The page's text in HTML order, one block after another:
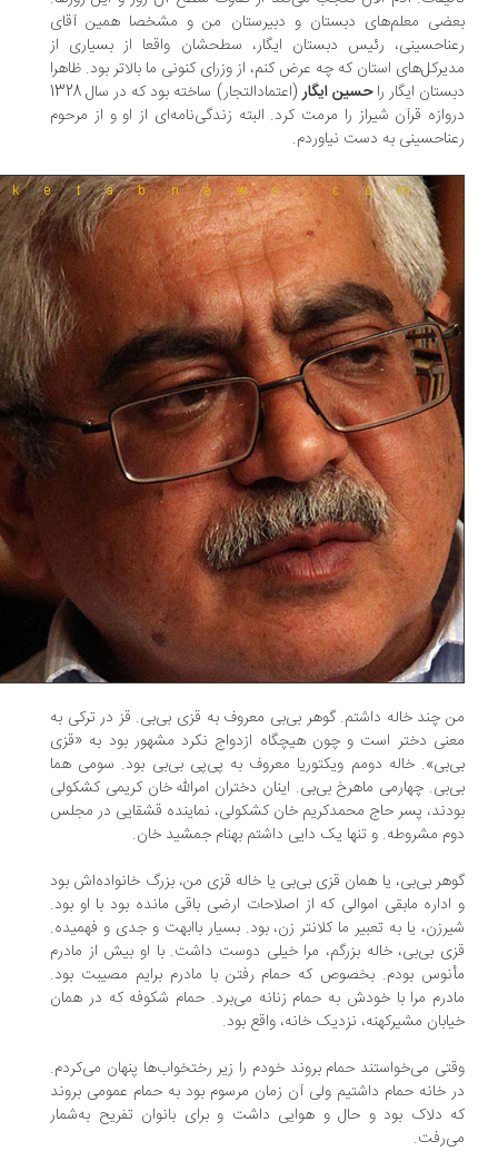
معلم‌های دبستان و دبیرستان من و مشخصا همین آقای
رئیس دبستان ایگار، سطحشان واقعا از بسیاری از
استان که چه عرض کنم، از وزرای کنونی ما بالاتر بود. ظاهرا
ایگار را حسین ایگار
(اعتمادالتجار) ساخته بود که در سال 1328
قرآن شیراز را مرمت کرد. البته زندگی‌نامه‌ای از او و از مرحوم
به دست نیاوردم.
چند خاله داشتم. گوهر بی‌بی معروف به قزی بی‌بی. قز در ترکی به
دختر است و چون هیچگاه ازدواج نکرد مشهور بود به «قزی
خاله دومم ویکتوریا معروف به پی‌پی بی‌بی بود. سومی هما
چهارمی ماهرخ بی‌بی. اینان دختران امرالله خان کریمی کشکولی
پسر حاج محمدکریم خان کشکولی، نماینده قشقایی در مجلس
مشروطه. و تنها یک دایی داشتم بهنام جمشید خان.
بی‌بی، یا همان قزی بی‌بی یا خاله قزی من، بزرگ خانواده‌اش بود
مابقی اموالی که از اصلاحات ارضی باقی مانده بود با او بود.
یا به تعبیر ما کلانتر زن، بود. بسیار باابهت و جدی و فهمیده.
بی‌بی، خاله بزرگم، مرا خیلی دوست داشت. با او بیش از مادرم
بودم. بخصوص که حمام رفتن با مادرم برایم مصیبت بود.
مرا با خودش به حمام زنانه می‌برد. حمام شکوفه که در همان
مشیرکهنه، نزدیک خانه، واقع بود.
می‌خواستند حمام بروند خودم را زیر رختخواب‌ها پنهان می‌کردم.
خانه حمام داشتیم ولی آن زمان مرسوم بود به حمام عمومی بروند
دلاک بود و حال و هوایی داشت و برای بانوان تفریح به‌شمار